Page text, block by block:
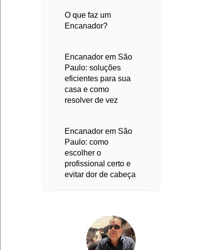
O que faz um
Encanador?
Encanador em São
Paulo: soluções
eficientes para sua
casa e como
resolver de vez
Encanador em São
Paulo: como
escolher o
profissional certo e
evitar dor de cabeça